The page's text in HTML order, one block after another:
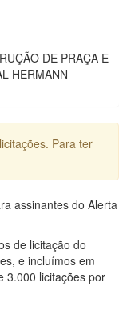
DE PRAÇA E
HERMANN
Para ter
assinantes do Alerta
de licitação do
e incluímos em
3.000 licitações por